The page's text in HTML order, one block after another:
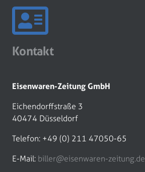
Kontakt
Eisenwaren-Zeitung GmbH
Eichendorffstraße 3
40474 Düsseldorf
Telefon: +49 (0) 211 47050-65
E-Mail: biller@eisenwaren-zeitung.de